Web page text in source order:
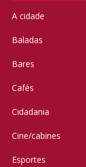
A cidade
Baladas
Bares
Cafés
Cidadania
Cine/cabines
Esportes